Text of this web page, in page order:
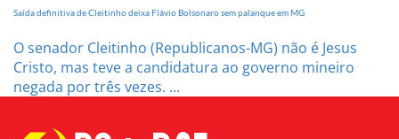
Saída definitiva de Cleitinho deixa Flávio Bolsonaro sem palanque em MG
O senador Cleitinho (Republicanos-MG) não é Jesus
Cristo, mas teve a candidatura ao governo mineiro
negada por três vezes. ...